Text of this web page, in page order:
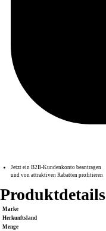
Jetzt ein B2B-Kundenkonto beantragen
und von attraktiven Rabatten profitieren
Produktdetails
Marke
Herkunftsland
Menge